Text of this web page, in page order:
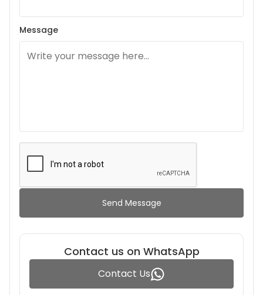
Message
Send Message
Contact us on WhatsApp
Contact Us